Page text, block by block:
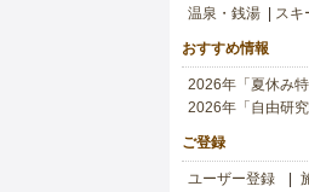
温泉・銭湯
スキ
おすすめ情報
2026年「夏休み
2026年「自由研
ご登録
ユーザー登録